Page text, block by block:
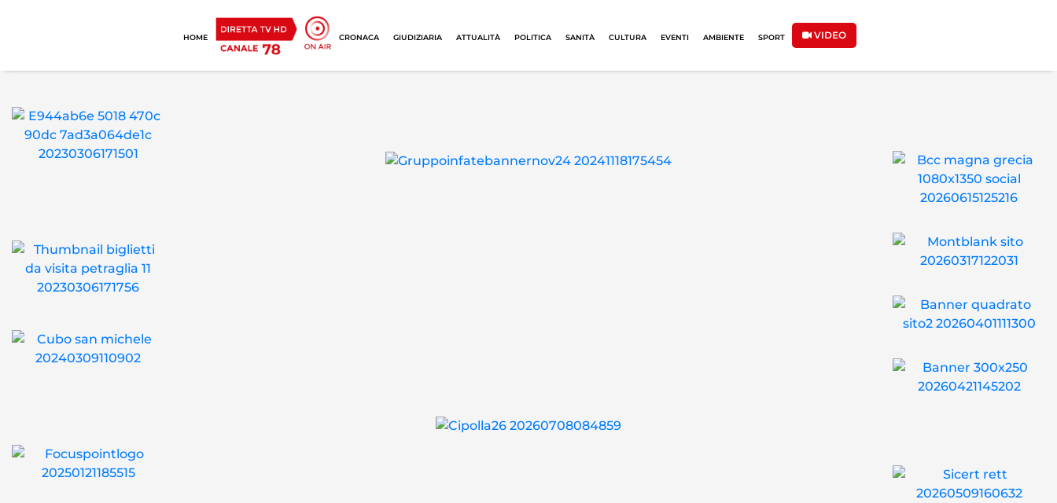
HOME CRONACA GIUDIZIARIA ATTUALITÀ POLITICA SANITÀ CULTURA EVENTI AMBIENTE SPORT VIDEO